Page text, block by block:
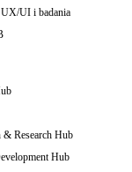
UI i badania
Research Hub
Hub